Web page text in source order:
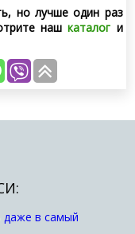
но лучше один раз
нашкаталог и
даже в самый